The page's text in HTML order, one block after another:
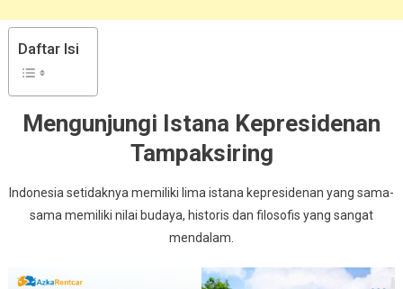
Daftar Isi
Mengunjungi Istana Kepresidenan
Tampaksiring
Indonesia setidaknya memiliki lima istana kepresidenan yang sama-
sama memiliki nilai budaya, historis dan filosofis yang sangat
mendalam.